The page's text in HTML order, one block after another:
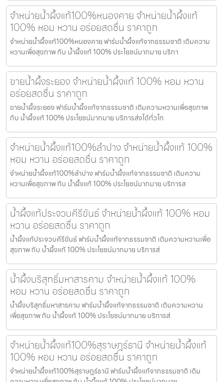
จำหน่ายน้ำผึ้งแท้100%หนองคาย จำหน่ายน้ำผึ้งแท้
100% หอม หวาน อร่อยสดชื่น ราคาถูก
จำหน่ายน้ำผึ้งแท้100%หนองคาย ฟาร์มน้ำผึ้งแท้จากธรรมชาติ เติมความ
หวานเพื่อสุขภาพ กับ น้ำผึ้งแท้ 100% ประโยชน์มากมาย บริกา
ขายน้ำผึ้งระยอง จำหน่ายน้ำผึ้งแท้ 100% หอม หวาน
อร่อยสดชื่น ราคาถูก
ขายน้ำผึ้งระยอง ฟาร์มน้ำผึ้งแท้จากธรรมชาติ เติมความหวานเพื่อสุขภาพ
กับ น้ำผึ้งแท้ 100% ประโยชน์มากมาย บริการส่งได้ทั่วไท
จำหน่ายน้ำผึ้งแท้100%ลำปาง จำหน่ายน้ำผึ้งแท้ 100%
หอม หวาน อร่อยสดชื่น ราคาถูก
จำหน่ายน้ำผึ้งแท้100%ลำปาง ฟาร์มน้ำผึ้งแท้จากธรรมชาติ เติมความ
หวานเพื่อสุขภาพ กับ น้ำผึ้งแท้ 100% ประโยชน์มากมาย บริการส
น้ำผึ้งแท้ประจวบคีรีขันธ์ จำหน่ายน้ำผึ้งแท้ 100% หอม
หวาน อร่อยสดชื่น ราคาถูก
น้ำผึ้งแท้ประจวบคีรีขันธ์ ฟาร์มน้ำผึ้งแท้จากธรรมชาติ เติมความหวานเพื่อ
สุขภาพ กับ น้ำผึ้งแท้ 100% ประโยชน์มากมาย บริการส่
น้ำผึ้งบริสุทธิ์มหาสารคาม จำหน่ายน้ำผึ้งแท้ 100%
หอม หวาน อร่อยสดชื่น ราคาถูก
น้ำผึ้งบริสุทธิ์มหาสารคาม ฟาร์มน้ำผึ้งแท้จากธรรมชาติ เติมความหวาน
เพื่อสุขภาพ กับ น้ำผึ้งแท้ 100% ประโยชน์มากมาย บริการส่
จำหน่ายน้ำผึ้งแท้100%สุราษฎร์ธานี จำหน่ายน้ำผึ้งแท้
100% หอม หวาน อร่อยสดชื่น ราคาถูก
จำหน่ายน้ำผึ้งแท้100%สุราษฎร์ธานี ฟาร์มน้ำผึ้งแท้จากธรรมชาติ เติม